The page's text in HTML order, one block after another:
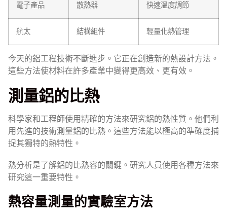
電子產品 散熱器 快速溫度調節
航太 結構組件 輕量化熱管理
今天的鋁工程技術不斷進步。它正在創造新的熱設計方法。
這些方法使材料在許多產業中變得更高效、更有效。
測量鋁的比熱
科學家和工程師使用精確的方法來研究鋁的熱性質。他們利
用先進的技術測量鋁的比熱。這些方法能以極高的準確度捕
捉其獨特的熱特性。
熱分析是了解鋁的比熱容的關鍵。研究人員使用各種方法來
研究這一重要特性。
熱容量測量的實驗室方法